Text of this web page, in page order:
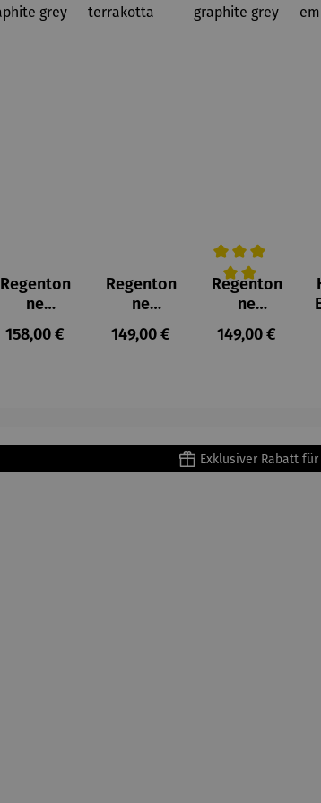
Regenton
ne
Kompletts
et | Milo
Regulärer Preis:
158,00 €
Regenton
ne
Kompletts
et |
Regulärer Preis:
149,00 €
Regenton
ne
Kompletts
et | Azura
Regulärer
149,00 €
Exklusiver Rabatt